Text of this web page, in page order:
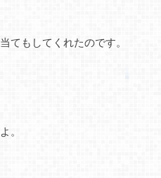
てもしてくれたのです。
。